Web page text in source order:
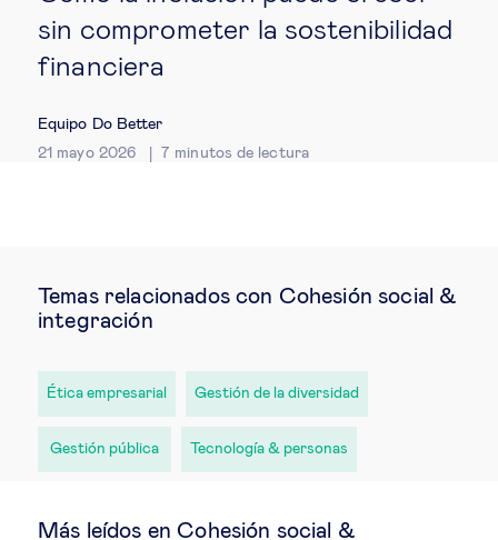
sin comprometer la sostenibilidad
financiera
Equipo Do Better
21 mayo 2026
7 minutos de lectura
Temas relacionados con Cohesión social &
integración
Ética empresarial Gestión de la diversidad
Gestión pública Tecnología & personas
Más leídos en Cohesión social &